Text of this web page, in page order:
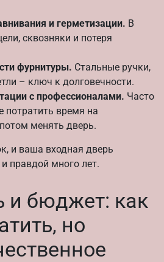
и герметизации. В
сквозняки и потеря
фурнитуры. Стальные ручки,
– ключ к долговечности.
с профессионалами. Часто
потратить время на
менять дверь.
и ваша входная дверь
правдой много лет.
и бюджет: как
но